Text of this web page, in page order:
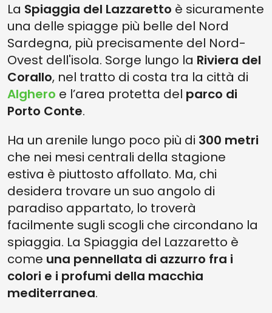
La Spiaggia del Lazzaretto è sicuramente
una delle spiagge più belle del Nord
Sardegna, più precisamente del Nord-
Ovest dell'isola. Sorge lungo la Riviera del
Corallo, nel tratto di costa tra la città di
Alghero e l’area protetta del parco di
Porto Conte.
Ha un arenile lungo poco più di 300 metri
che nei mesi centrali della stagione
estiva è piuttosto affollato. Ma, chi
desidera trovare un suo angolo di
paradiso appartato, lo troverà
facilmente sugli scogli che circondano la
spiaggia. La Spiaggia del Lazzaretto è
come una pennellata di azzurro fra i
colori e i profumi della macchia
mediterranea.